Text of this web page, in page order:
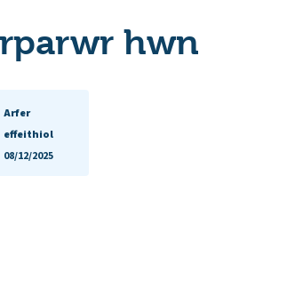
hwn
Arfer
effeithiol
08/12/2025